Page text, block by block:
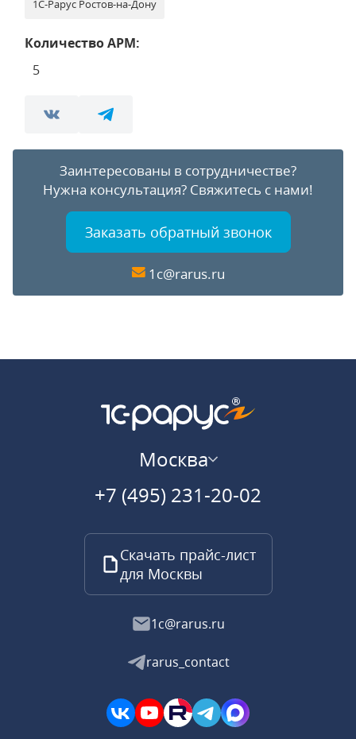
1С-Рарус Ростов-на-Дону
Количество АРМ:
5
Заинтересованы в сотрудничестве?
Нужна консультация? Свяжитесь с нами!
Заказать обратный звонок
1c@rarus.ru
Москва
+7 (495) 231-20-02
Скачать прайс-лист
для Москвы
1c@rarus.ru
rarus_contact